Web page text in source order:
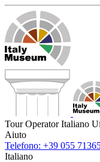
Tour Operator Italiano
Aiuto
Telefono: +39 055
Italiano